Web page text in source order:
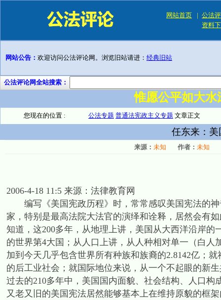
网站首页 | 公法
资料
网站公告： 欢迎访问公法评论网。浏览旧站请进： 经典旧站
公法评论网全站搜索：
惟愿公平如大
您现在的位置 : 公法专题 普通法宪政主义专题 文章正文
任东来：
来源： 未知 作者： 未知
2006-4-18 11:5 来源：法律教育网
编写《美国宪政历程》时，常常感叹美国宪法的神
家，特别是最高法院大法官的演绎和诠释，居然会有
知道，这200多年，从地理上讲，美国从大西洋沿岸
的世界第4大国；从人口上讲，从人种相对单一（白
加到今天几乎包含世界所有种族和族裔的2.8142亿；
的后工业社会；就国际地位来说，从一个不起眼的新
过去的210多年中，美国国内面貌、社会结构、人口
又老又旧的美国宪法居然能够基本上在维持原貌的框